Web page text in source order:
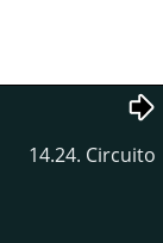
14.24. Circuito